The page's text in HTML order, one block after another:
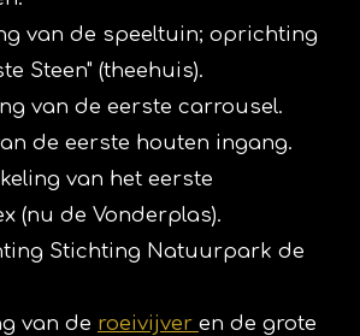
van de speeltuin; oprichting
Steen" (theehuis).
van de eerste carrousel.
de eerste houten ingang.
van het eerste
(nu de Vonderplas).
Stichting Natuurpark de
van de roeivijver en de grote